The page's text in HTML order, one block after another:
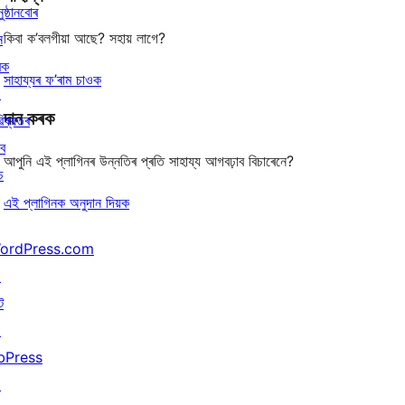
কিবা ক’বলগীয়া আছে? সহায় লাগে?
সাহায্যৰ ফ’ৰাম চাওক
দান কৰক
আপুনি এই প্লাগিনৰ উন্নতিৰ প্ৰতি সাহায্য আগবঢ়াব বিচাৰেনে?
এই প্লাগিনক অনুদান দিয়ক